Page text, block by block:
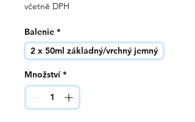
včetně DPH
Balenie *
2 x 50ml základný/vrchný jemný
Množství *